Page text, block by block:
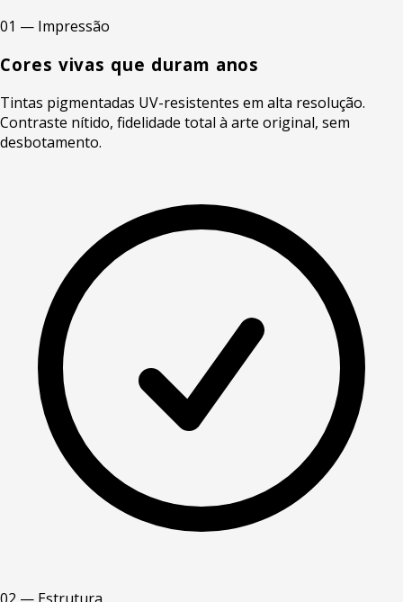
01 — Impressão
Cores vivas que duram anos
Tintas pigmentadas UV-resistentes em alta resolução.
Contraste nítido, fidelidade total à arte original, sem
desbotamento.
02 — Estrutura